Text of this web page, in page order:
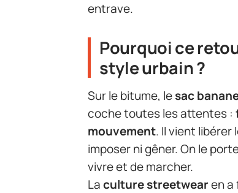
entrave.
Pourquoi ce
style urbain ?
Sur le bitume, lesac
coche toutes les attentes :
mouvement. Il vient libérer
imposer ni gêner. On le
vivre et de marcher.
Laculture streetwearen a